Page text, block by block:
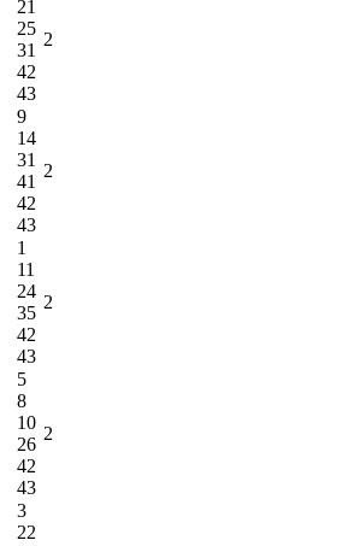
21
25
31
42
43
2
9
14
31
41
42
43
2
1
11
24
35
42
43
2
5
8
10
26
42
43
2
3
22